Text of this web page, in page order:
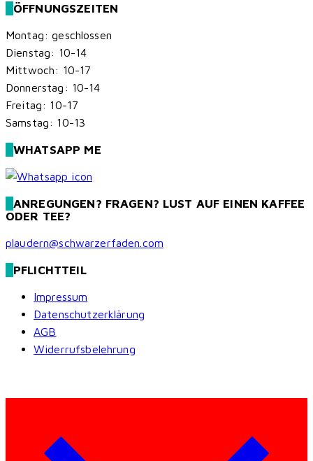
ÖFFNUNGSZEITEN
Montag: geschlossen
Dienstag: 10-14
Mittwoch: 10-17
Donnerstag: 10-14
Freitag: 10-17
Samstag: 10-13
WHATSAPP ME
ANREGUNGEN? FRAGEN? LUST AUF EINEN KAFFEE
ODER TEE?
plaudern@schwarzerfaden.com
PFLICHTTEIL
Impressum
Datenschutzerklärung
AGB
Widerrufsbelehrung